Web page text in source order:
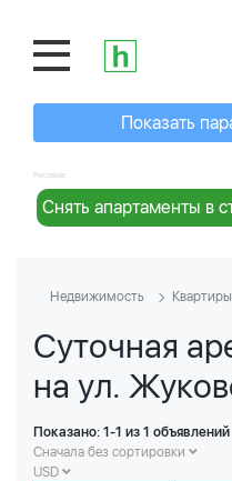
Показать
Реклама:
Снять апартаменты в
Недвижимость
Суточная
на ул.
Показано: 1-1 из 1 объявлений
Сначала без сортировки
USD